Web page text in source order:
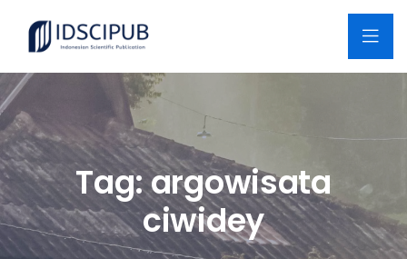
Tag:argowisata
ciwidey